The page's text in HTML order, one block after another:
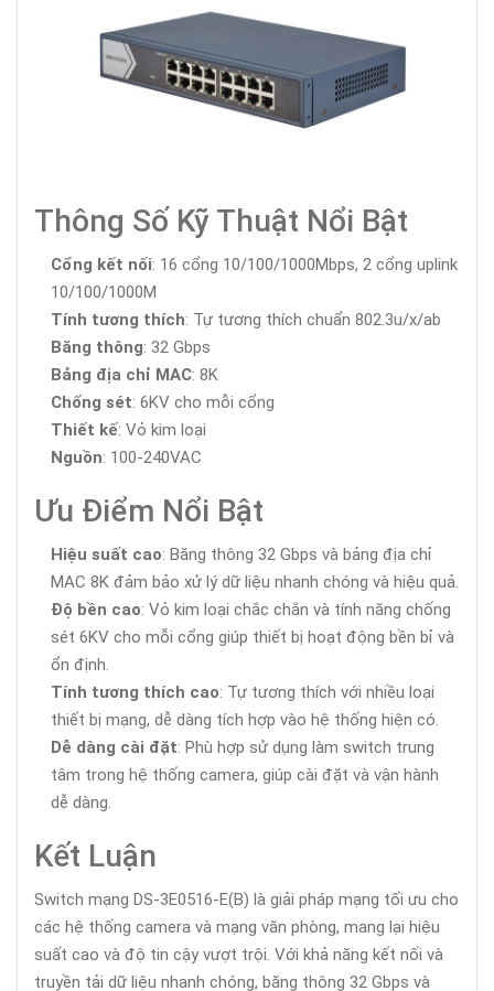
Thông Số Kỹ Thuật Nổi Bật
Cổng kết nối: 16 cổng 10/100/1000Mbps, 2 cổng uplink
10/100/1000M
Tính tương thích: Tự tương thích chuẩn 802.3u/x/ab
Băng thông: 32 Gbps
Bảng địa chỉ MAC: 8K
Chống sét: 6KV cho mỗi cổng
Thiết kế: Vỏ kim loại
Nguồn: 100-240VAC
Ưu Điểm Nổi Bật
Hiệu suất cao: Băng thông 32 Gbps và bảng địa chỉ
MAC 8K đảm bảo xử lý dữ liệu nhanh chóng và hiệu quả.
Độ bền cao: Vỏ kim loại chắc chắn và tính năng chống
sét 6KV cho mỗi cổng giúp thiết bị hoạt động bền bỉ và
ổn định.
Tính tương thích cao: Tự tương thích với nhiều loại
thiết bị mạng, dễ dàng tích hợp vào hệ thống hiện có.
Dễ dàng cài đặt: Phù hợp sử dụng làm switch trung
tâm trong hệ thống camera, giúp cài đặt và vận hành
dễ dàng.
Kết Luận
Switch mạng DS-3E0516-E(B) là giải pháp mạng tối ưu cho
các hệ thống camera và mạng văn phòng, mang lại hiệu
suất cao và độ tin cậy vượt trội. Với khả năng kết nối và
truyền tải dữ liệu nhanh chóng, băng thông 32 Gbps và